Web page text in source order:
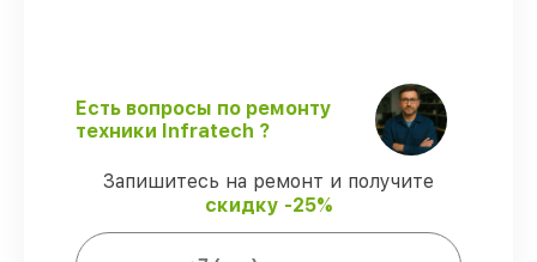
оптического прицела Infratech IT-124 в
оговоренные сроки.
Официальная гарантия
– все все виды
ремонта защищены официальной
гарантией Infratech.
Мы гарантируем:
Есть вопросы по ремонту
техники Infratech ?
Запишитесь на ремонт и получите
скидку -25%